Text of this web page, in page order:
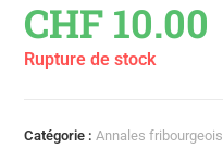
CHF 10.00
Rupture de stock
Catégorie :Annales